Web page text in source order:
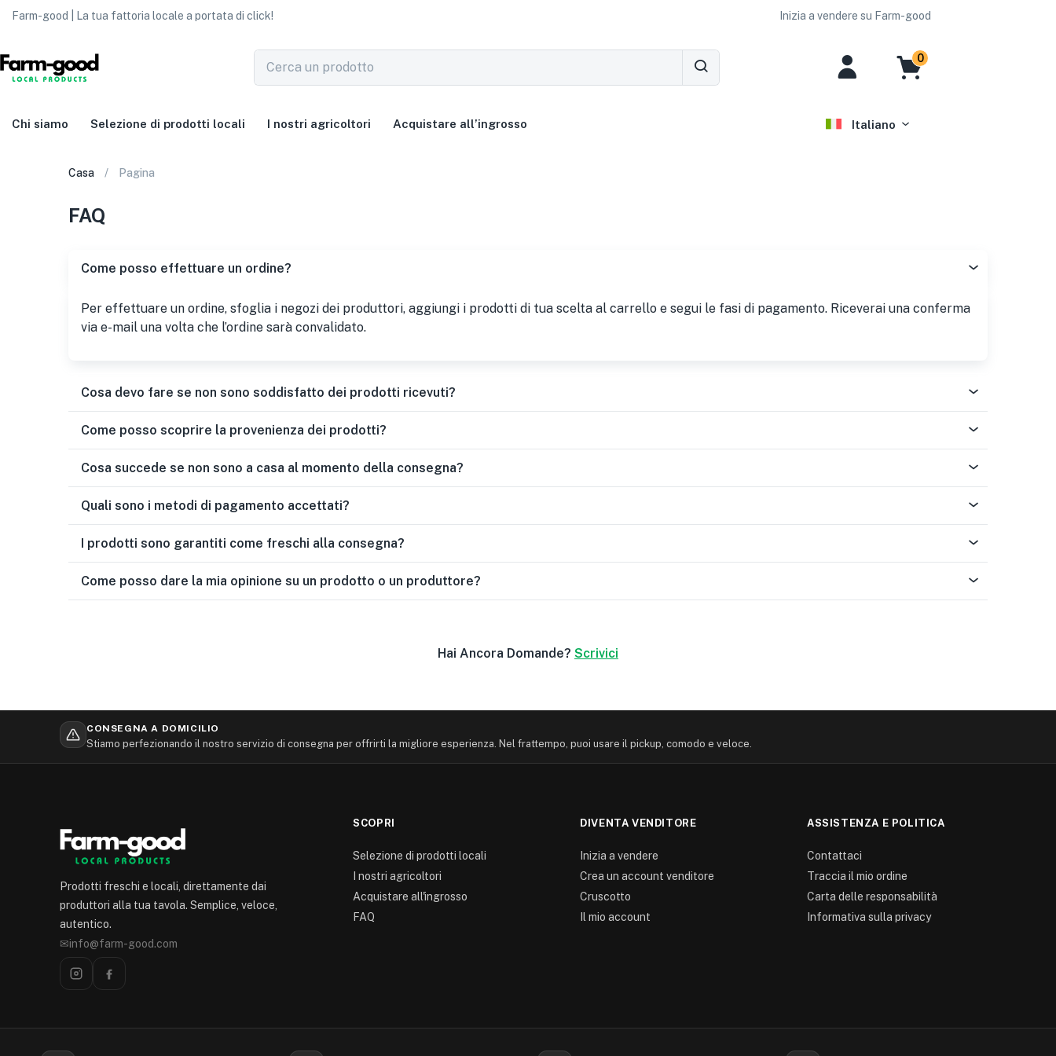
Farm-good | La tua fattoria locale a portata di click! Inizia a vendere su Farm-good
0
Chi siamo Selezione di prodotti locali I nostri agricoltori Acquistare all’ingrosso Italiano
Casa Pagina
FAQ
Come posso effettuare un ordine?
Per effettuare un ordine, sfoglia i negozi dei produttori, aggiungi i prodotti di tua scelta al carrello e segui le fasi di pagamento. Riceverai una conferma
via e-mail una volta che l’ordine sarà convalidato.
Cosa devo fare se non sono soddisfatto dei prodotti ricevuti?
Come posso scoprire la provenienza dei prodotti?
Cosa succede se non sono a casa al momento della consegna?
Quali sono i metodi di pagamento accettati?
I prodotti sono garantiti come freschi alla consegna?
Come posso dare la mia opinione su un prodotto o un produttore?
Hai Ancora Domande? Scrivici
CONSEGNA A DOMICILIO
Stiamo perfezionando il nostro servizio di consegna per offrirti la migliore esperienza. Nel frattempo, puoi usare il pickup, comodo e veloce.
Prodotti freschi e locali, direttamente dai
produttori alla tua tavola. Semplice, veloce,
autentico.
✉info@farm-good.com
SCOPRI
Selezione di prodotti locali
I nostri agricoltori
Acquistare all'ingrosso
FAQ
DIVENTA VENDITORE
Inizia a vendere
Crea un account venditore
Cruscotto
Il mio account
ASSISTENZA E POLITICA
Contattaci
Traccia il mio ordine
Carta delle responsabilità
Informativa sulla privacy